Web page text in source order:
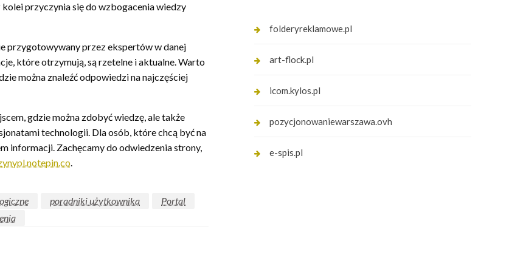
przyczynia się do wzbogacenia wiedzy
przygotowywany przez ekspertów w danej
które otrzymują, są rzetelne i aktualne. Warto
można znaleźć odpowiedzi na najczęściej
gdzie można zdobyć wiedzę, ale także
technologii. Dla osób, które chcą być na
informacji. Zachęcamy do odwiedzenia strony,
.
poradniki użytkownika
Portal
folderyreklamowe.pl
art-flock.pl
icom.kylos.pl
pozycjonowaniewarszawa.ovh
e-spis.pl